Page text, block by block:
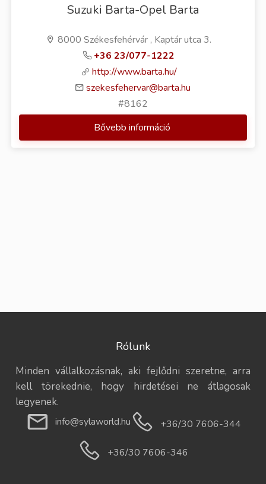
Suzuki Barta-Opel Barta
8000 Székesfehérvár , Kaptár utca 3.
+36 23/077-1222
http://www.barta.hu/
szekesfehervar@barta.hu
#8162
Bővebb információ
Rólunk
Minden vállalkozásnak, aki fejlődni szeretne, arra
kell törekednie, hogy hirdetései ne átlagosak
legyenek.
info@sylaworld.hu +36/30 7606-344
+36/30 7606-346